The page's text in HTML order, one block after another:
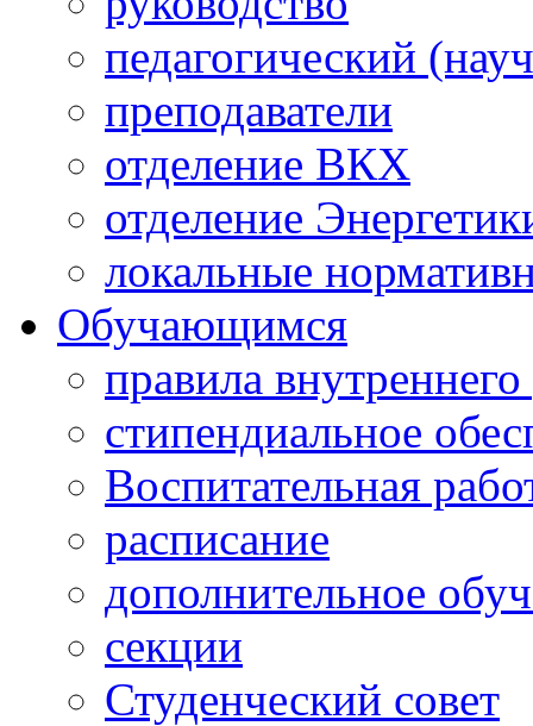
педагогический
преподаватели
отделение ВКХ
отделение
локальные
Обучающимся
правила
стипендиальное
Воспитательная
расписание
дополнительное
секции
Студенческий совет